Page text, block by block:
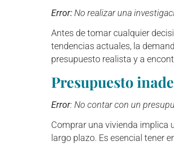
Error: No realizar una
Antes de tomar cualquier
tendencias actuales, la
presupuesto realista y a
Presupuesto
Error: No contar con un
Comprar una vivienda implica
largo plazo. Es esencial tener